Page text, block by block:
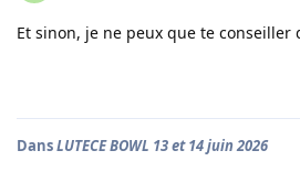
Et sinon, je ne peux que te conseiller
DansLUTECE BOWL 13 et 14 juin 2026